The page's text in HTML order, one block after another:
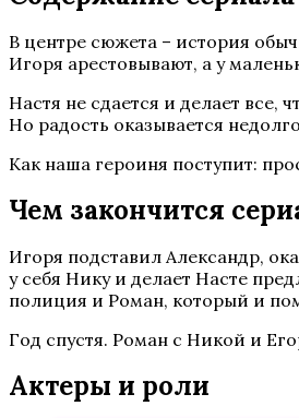
В центре сюжета – история
Игоря арестовывают, а у
Настя не сдается и делает
Но радость оказывается
Как наша героиня поступит:
Чем закончится
Игоря подставил Александр,
у себя Нику и делает Насте
полиция и Роман, который и
Год спустя. Роман с Никой и
Актеры и роли